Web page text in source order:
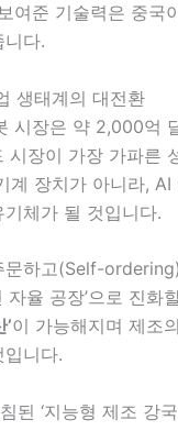
여준 기술력은 중국
다.
생태계의 대전환
시장은 약 2,000억
시장이 가장 가파른
계 장치가 아니라,
체가 될 것입니다.
문하고(Self-
자율 공장’으로 진
이 가능해지며 제조
니다.
된 ‘지능형 제조 강국